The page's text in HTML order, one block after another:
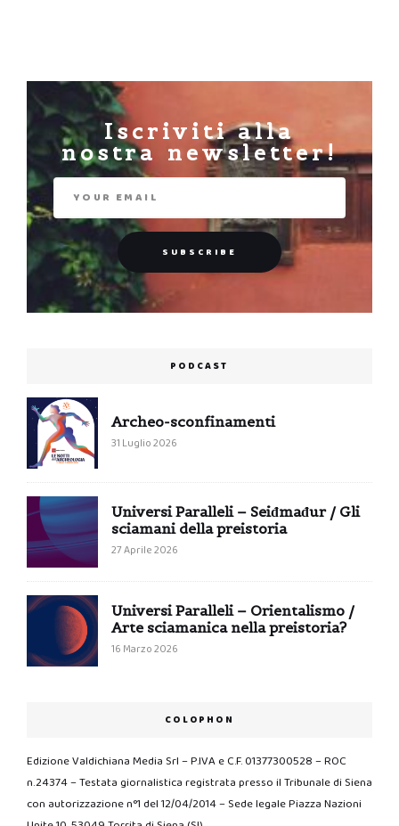
Iscriviti alla
nostra newsletter!
PODCAST
Archeo-sconfinamenti
31 Luglio 2026
Universi Paralleli – Seiđmađur / Gli
sciamani della preistoria
27 Aprile 2026
Universi Paralleli – Orientalismo /
Arte sciamanica nella preistoria?
16 Marzo 2026
COLOPHON
Edizione Valdichiana Media Srl – P.IVA e C.F. 01377300528 – ROC
n.24374 – Testata giornalistica registrata presso il Tribunale di Siena
con autorizzazione n°1 del 12/04/2014 – Sede legale Piazza Nazioni